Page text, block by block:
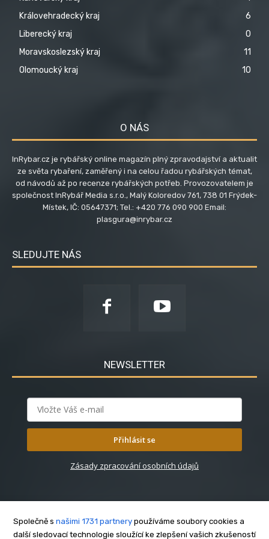
Královehradecký kraj
6
Liberecký kraj
0
Moravskoslezský kraj
11
Olomoucký kraj
10
O NÁS
InRybar.cz je rybářský online magazín plný zpravodajství a aktualit
ze světa rybaření, zaměřený i na celou řadou rybářských témat,
od návodů až po recenze rybářských potřeb. Provozovatelem je
společnost InRybář Media s.r.o., Malý Koloredov 761, 738 01 Frýdek-
Místek, IČ: 05647371; Tel.: +420 776 090 900 Email:
plasgura@inrybar.cz
SLEDUJTE NÁS
NEWSLETTER
Přihlásit se
Zásady zpracování osobních údajů
Společně s našimi 1731 partnery používáme soubory cookies a
další sledovací technologie sloužící ke zlepšení vašich zkušeností